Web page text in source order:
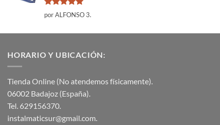
Valorado
con
por ALFONSO 3.
HORARIO Y UBICACIÓN:
Tienda Online (No atendemos físicamente).
06002 Badajoz (España).
Tel. 629156370.
instalmaticsur@gmail.com.